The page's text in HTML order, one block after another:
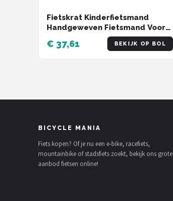
Fietskrat Kinderfietsmand
Handgeweven Fietsmand Voor
Kinderen Fietsmand Met
Fietsaccessoires Voor Meisjes
Jongens Kinderen - Roze
€ 37,61 BEKIJK OP BOL
BICYCLE MANIA
Fiets kopen? Of je nu een e-bike, racefiets,
mountainbike of stadsfiets zoekt, bekijk ons grote
aanbod fietsen online!